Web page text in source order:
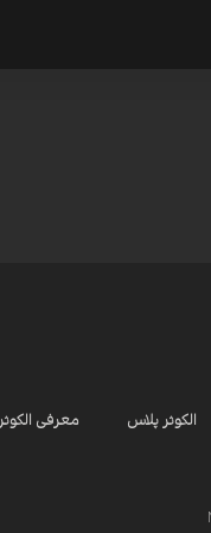
الکوثر پلاس معرفی الکوثر